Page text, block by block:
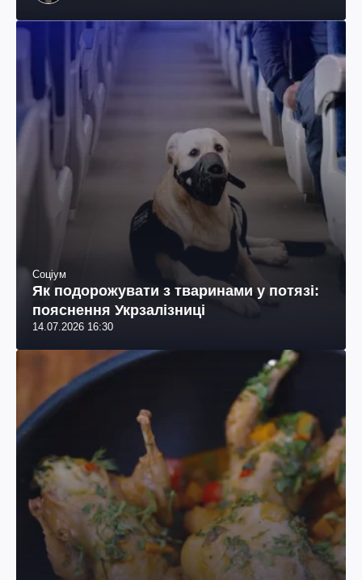
Соціум
Як подорожувати з тваринами у потязі:
пояснення Укрзалізниці
14.07.2026 16:30